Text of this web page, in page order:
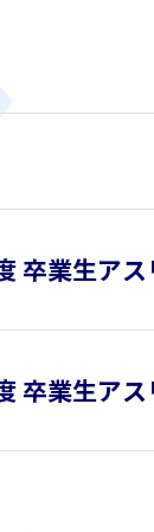
卒業生アス
卒業生アス